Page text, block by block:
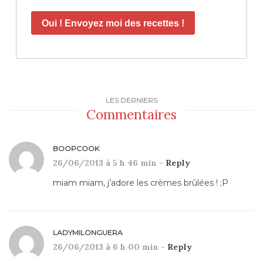
Oui ! Envoyez moi des recettes !
LES DERNIERS
Commentaires
BOOPCOOK
26/06/2013 à 5 h 46 min - Reply
miam miam, j’adore les crèmes brûlées ! ;P
LADYMILONGUERA
26/06/2013 à 6 h 00 min - Reply